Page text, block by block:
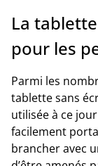
La
pour les
Parmi les
tablette sans
utilisée à ce
facilement
brancher avec